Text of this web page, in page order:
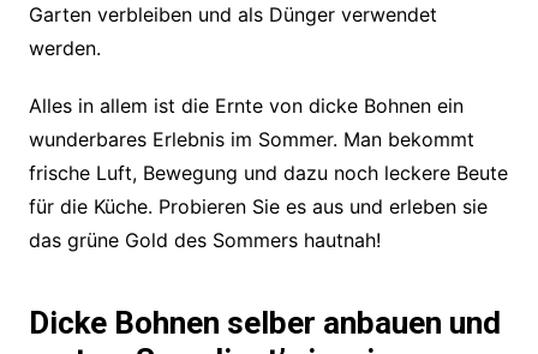
Garten verbleiben und als Dünger verwendet
werden.
Alles in allem ist die Ernte von dicke Bohnen ein
wunderbares Erlebnis im Sommer. Man bekommt
frische Luft, Bewegung und dazu noch leckere Beute
für die Küche. Probieren Sie es aus und erleben sie
das grüne Gold des Sommers hautnah!
Dicke Bohnen selber anbauen und